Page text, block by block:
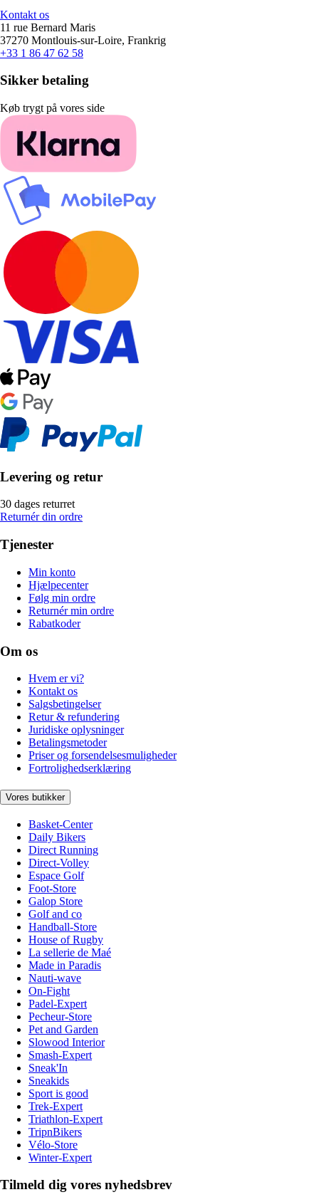
Kontakt os
11 rue Bernard Maris
37270 Montlouis-sur-Loire, Frankrig
+33 1 86 47 62 58
Sikker betaling
Køb trygt på vores side
Levering og retur
30 dages returret
Returnér din ordre
Tjenester
Min konto
Hjælpecenter
Følg min ordre
Returnér min ordre
Rabatkoder
Om os
Hvem er vi?
Kontakt os
Salgsbetingelser
Retur & refundering
Juridiske oplysninger
Betalingsmetoder
Priser og forsendelsesmuligheder
Fortrolighedserklæring
Vores butikker
Basket-Center
Daily Bikers
Direct Running
Direct-Volley
Espace Golf
Foot-Store
Galop Store
Golf and co
Handball-Store
House of Rugby
La sellerie de Maé
Made in Paradis
Nauti-wave
On-Fight
Padel-Expert
Pecheur-Store
Pet and Garden
Slowood Interior
Smash-Expert
Sneak'In
Sneakids
Sport is good
Trek-Expert
Triathlon-Expert
TripnBikers
Vélo-Store
Winter-Expert
Tilmeld dig vores nyhedsbrev